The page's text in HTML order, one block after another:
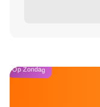
Op Zondag